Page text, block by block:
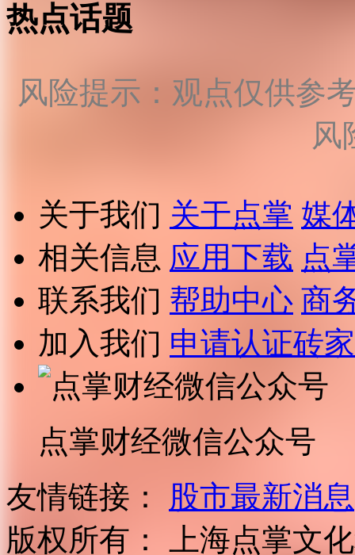
热点话题
风险提示：观点仅供参
风
关于我们 关于点掌 媒
相关信息 应用下载 点
联系我们 帮助中心 商
加入我们 申请认证砖家
点掌财经微信公众号
友情链接：
股市最新消息
版权所有：
上海点掌文